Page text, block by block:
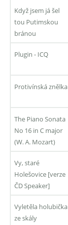
Když jsem já šel
tou Putimskou
bránou
Plugin - ICQ
Protivínská znělka
The Piano Sonata
No 16 in C major
(W. A. Mozart)
Vy, staré
Holešovice [verze
ČD Speaker]
Vyletěla holubička
ze skály